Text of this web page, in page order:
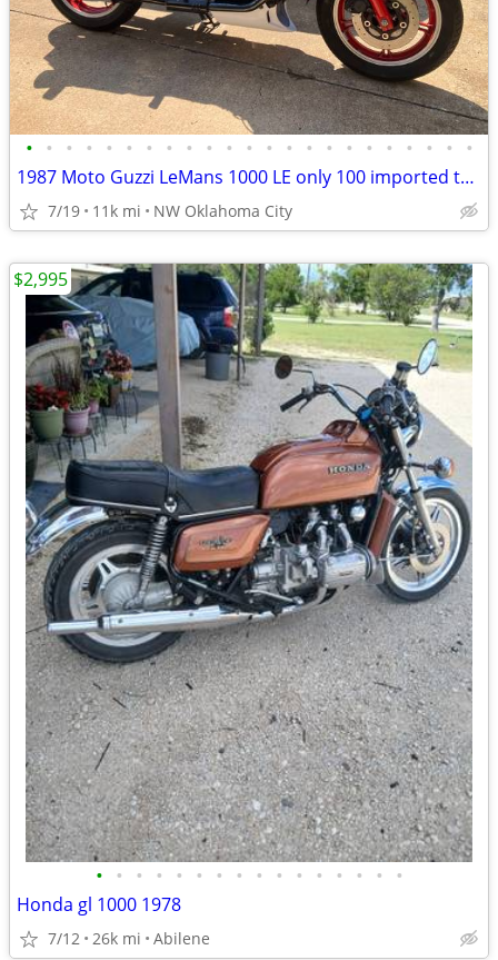
• • • • • • • • • • • • • • • • • • • • • • •
1987 Moto Guzzi LeMans 1000 LE only 100 imported to the US
7/19 11k mi NW Oklahoma City
• • • • • • • • • • • • • • • •
Honda gl 1000 1978
7/12 26k mi Abilene
$2,995